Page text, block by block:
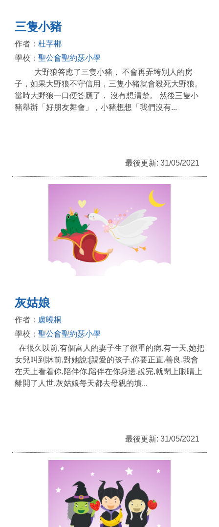
三隻小豬
作者： 杜芓郴
學校： 聖公會聖約瑟小學
大野狼答應了三隻小豬， 不會再弄垮別人的房
子，如果大野狼不守信用，三隻小豬就會殺死大野狼。
當時大野狼一口便答應了， 沒有想清楚。 然後三隻小
豬舉辦「好朋友舞會」，小豬想想「我們沒有...
最後更新: 31/05/2021
灰姑娘
作者： 盧曉桐
學校： 聖公會聖約瑟小學
在很久以前,有個富人的妻子生了很重的病.有一天,她把
女兒叫到牀前,對她說:[親愛的孩子,你要正直.善良.我會
在天上看着你,陪伴你,陪伴在你身邊.說完,就閉上眼睛上
離開了人世.灰姑娘每天都去母親的墳...
最後更新: 31/05/2021